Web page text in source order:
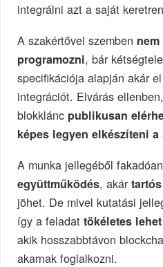
integrálni azt a saját
A szakértővel szemben
programozni, bár
specifikációja alapján akár
integrációt. Elvárás
blokklánc publikusan
képes legyen elkészíteni
A munka jellegéből
együttműködés, akár
jöhet. De mivel kutatási
így a feladattökéletes
akik hosszabbtávon
akarnak foglalkozni.